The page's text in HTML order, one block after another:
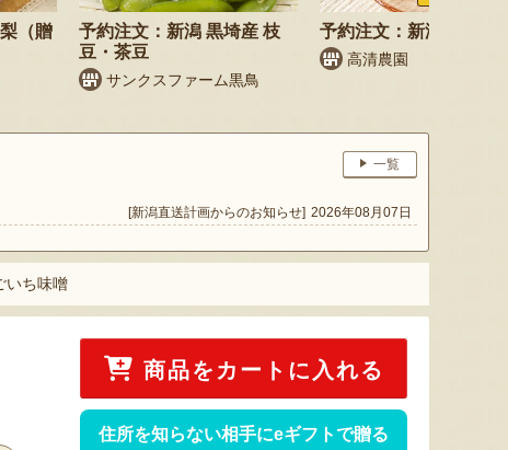
（贈
予約注文：新潟 黒埼産 枝
豆・茶豆
サンクスファーム黒鳥
予約注文：新潟県産 梨
高清農園
一覧
[新潟直送計画からのお知らせ] 2026年08月07日
いち味噌
商品をカートに入れる
住所を知らない相手にeギフトで贈る